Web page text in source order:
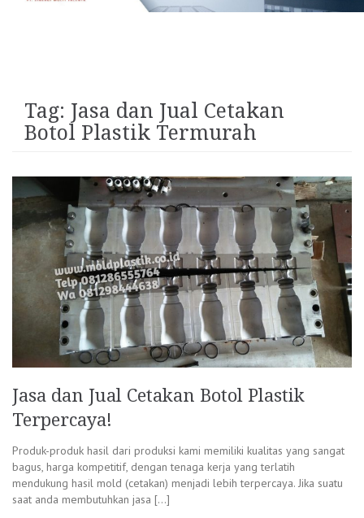
Tag: Jasa dan Jual Cetakan
Botol Plastik Termurah
Jasa dan Jual Cetakan Botol Plastik
Terpercaya!
Produk-produk hasil dari produksi kami memiliki kualitas yang sangat
bagus, harga kompetitif, dengan tenaga kerja yang terlatih
mendukung hasil mold (cetakan) menjadi lebih terpercaya. Jika suatu
saat anda membutuhkan jasa […]